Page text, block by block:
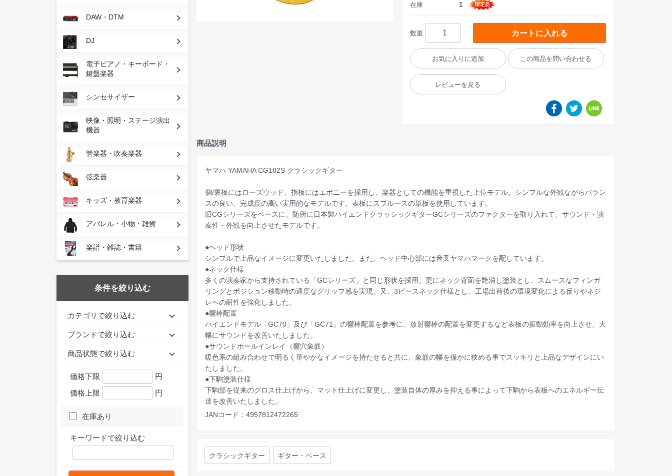
DAW・DTM
DJ
電子ピアノ・キーボード・
鍵盤楽器
シンセサイザー
映像・照明・ステージ演出
機器
管楽器・吹奏楽器
弦楽器
キッズ・教育楽器
アパレル・小物・雑貨
楽譜・雑誌・書籍
条件を絞り込む
カテゴリで絞り込む
ブランドで絞り込む
商品状態で絞り込む
価格下限
円
価格上限
円
在庫あり
キーワードで絞り込む
在庫 1
数量 カートに入れる
お気に入りに追加 この商品を問い合わせる
レビューを見る
商品説明
ヤマハ YAMAHA CG182S クラシックギター
側/裏板にはローズウッド、指板にはエボニーを採用し、楽器としての機能を重視した上位モデル。シンプルな外観ながらバラン
スの良い、完成度の高い実用的なモデルです。表板にスプルースの単板を使用しています。
旧CGシリーズをベースに、随所に日本製ハイエンドクラッシックギターGCシリーズのファクターを取り入れて、サウンド・演
奏性・外観を向上させたモデルです。
●ヘッド形状
シンプルで上品なイメージに変更いたしました。また、ヘッド中心部には音叉ヤマハマークを配しています。
●ネック仕様
多くの演奏家から支持されている「GCシリーズ」と同じ形状を採用。更にネック背面を艶消し塗装とし、スムースなフィンガ
リングとポジション移動時の適度なグリップ感を実現。又、3ピースネック仕様とし、工場出荷後の環境変化による反りやネジ
レへの耐性を強化しました。
●響棒配置
ハイエンドモデル「GC70」及び「GC71」の響棒配置を参考に、放射響棒の配置を変更するなど表板の振動効率を向上させ、大
幅にサウンドを改善いたしました。
●サウンドホールインレイ（響穴象嵌）
暖色系の組み合わせで明るく華やかなイメージを持たせると共に、象嵌の幅を僅かに狭める事でスッキリと上品なデザインにい
たしました。
●下駒塗装仕様
下駒部を従来のグロス仕上げから、マット仕上げに変更し、塗装自体の厚みを抑える事によって下駒から表板へのエネルギー伝
達を改善いたしました。
JANコード：4957812472265
クラシックギター ギター・ベース